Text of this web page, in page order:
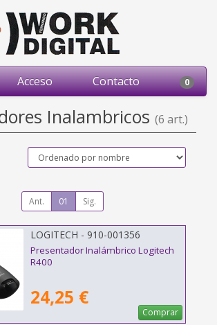
Acceso Contacto 0
Inalambricos (6 art.)
Ant. 01 Sig.
LOGITECH - 910-001356
Presentador Inalámbrico Logitech
R400
24,25 €
Comprar